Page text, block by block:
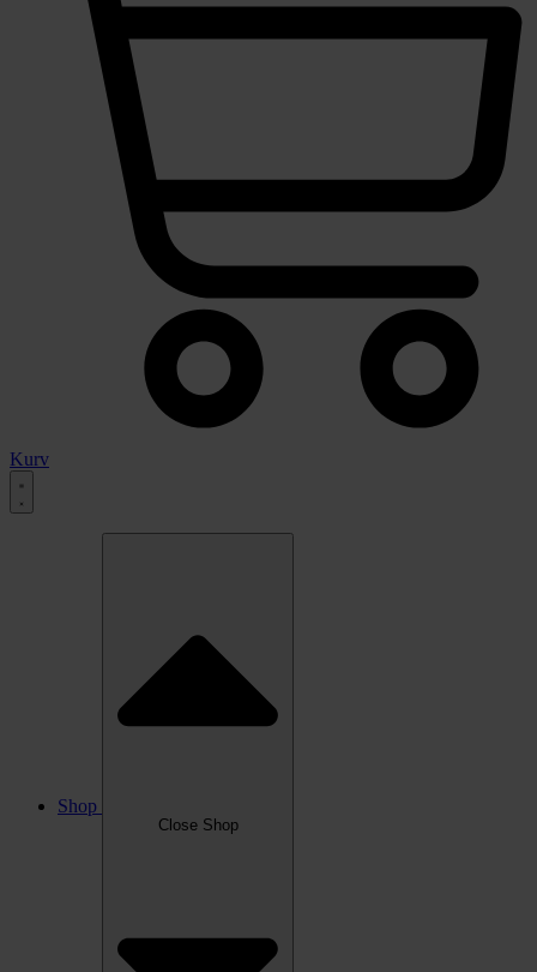
Kurv
Shop
Close Shop